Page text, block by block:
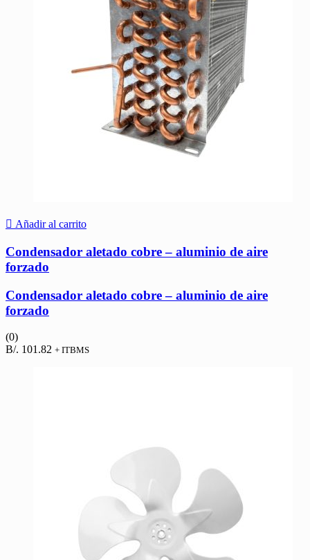
Añadir al carrito
Condensador aletado cobre – aluminio de aire
forzado
Condensador aletado cobre – aluminio de aire
forzado
(0)
B/. 101.82 + ITBMS